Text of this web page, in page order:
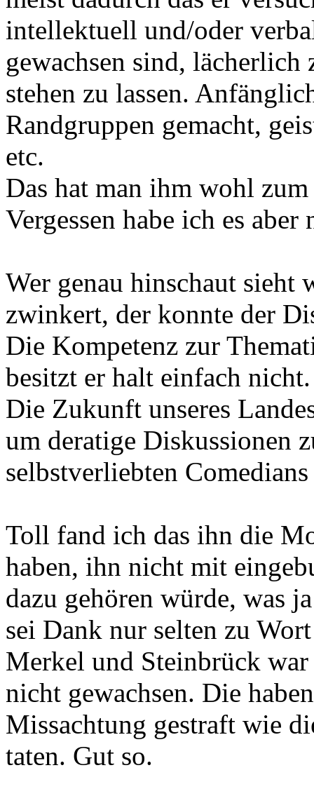
intellektuell und/oder
gewachsen sind, lächerlich
stehen zu lassen.
Randgruppen gemacht,
etc.
Das hat man ihm wohl
Vergessen habe ich es aber
Wer genau hinschaut sieht
zwinkert, der konnte der
Die Kompetenz zur
besitzt er halt einfach nicht.
Die Zukunft unseres
um deratige Diskussionen
selbstverliebten
Toll fand ich das ihn die
haben, ihn nicht mit
dazu gehören würde, was
sei Dank nur selten zu
Merkel und Steinbrück war
nicht gewachsen. Die
Missachtung gestraft wie
taten. Gut so.